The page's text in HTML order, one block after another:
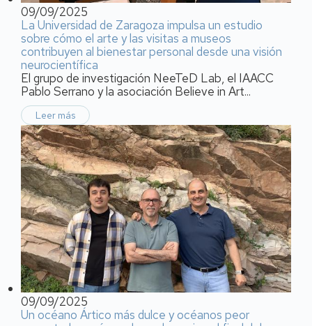
09/09/2025
La Universidad de Zaragoza impulsa un estudio
sobre cómo el arte y las visitas a museos
contribuyen al bienestar personal desde una visión
neurocientífica
El grupo de investigación NeeTeD Lab, el IAACC
Pablo Serrano y la asociación Believe in Art...
Leer más
09/09/2025
Un océano Ártico más dulce y océanos peor